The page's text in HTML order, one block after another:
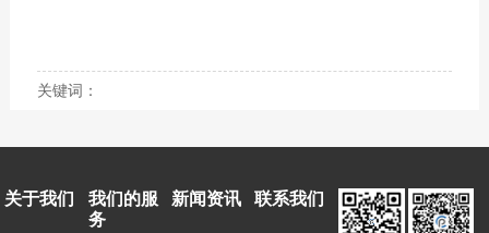
关键词：
关于我们
我们的服
务
新闻资讯 联系我们